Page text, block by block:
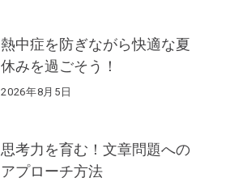
熱中症を防ぎながら快適な夏
休みを過ごそう！
2026年8月5日
思考力を育む！文章問題への
アプローチ方法